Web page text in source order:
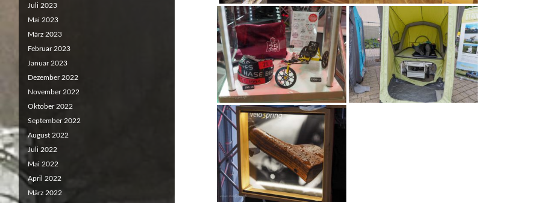
Juli 2023
Mai 2023
März 2023
Februar 2023
Januar 2023
Dezember 2022
November 2022
Oktober 2022
September 2022
August 2022
Juli 2022
Mai 2022
April 2022
März 2022